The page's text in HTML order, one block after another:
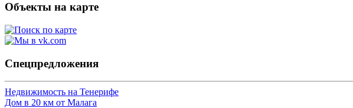
Объекты на карте
Спецпредложения
Недвижимость на Тенерифе
Дом в 20 км от Малага